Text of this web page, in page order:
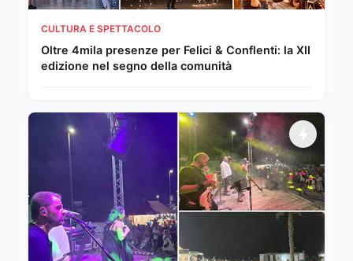
CULTURA E SPETTACOLO
Oltre 4mila presenze per Felici & Conflenti: la XII
edizione nel segno della comunità